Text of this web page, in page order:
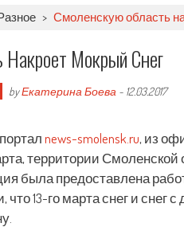
> Смоленскую область
Мокрый Снег
byЕкатерина Боева - 12.03.2017
news-smolensk.ru, из
территории
была предоставлена
13-го марта снег и снег